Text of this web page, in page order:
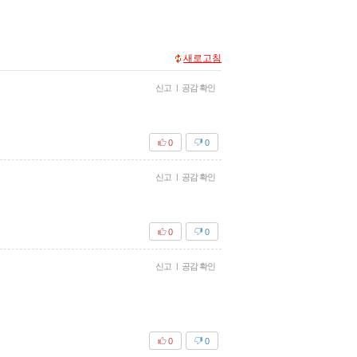
새로고침
신고 | 공감 확인
0
0
신고 | 공감 확인
0
0
신고 | 공감 확인
0
0